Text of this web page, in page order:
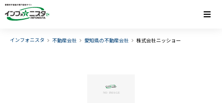
インフォニスタ 不動産会社 愛知県の不動産会社 株式会社ニッショー